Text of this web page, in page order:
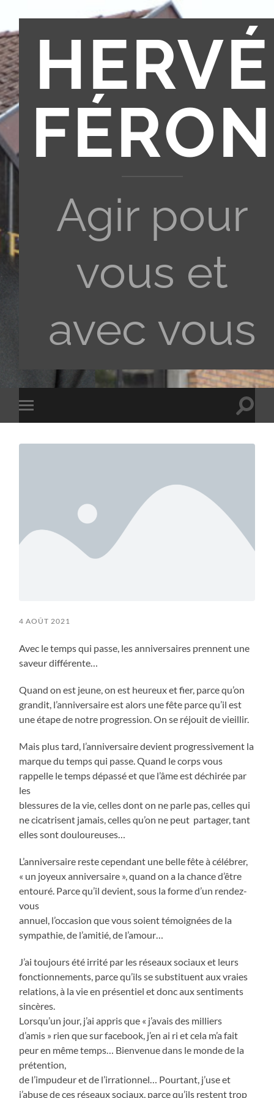
HERVÉ
FÉRON
Agir pour
vous et
avec vous
Toggle
mobile
Toggle
4 AOÛT 2021
Avec le temps qui passe, les anniversaires prennent une
saveur différente…
Quand on est jeune, on est heureux et fier, parce qu’on
grandit, l’anniversaire est alors une fête parce qu’il est
une étape de notre progression. On se réjouit de vieillir.
Mais plus tard, l’anniversaire devient progressivement la
marque du temps qui passe. Quand le corps vous
rappelle le temps dépassé et que l’âme est déchirée par
les
blessures de la vie, celles dont on ne parle pas, celles qui
ne cicatrisent jamais, celles qu’on ne peut partager, tant
elles sont douloureuses…
L’anniversaire reste cependant une belle fête à célébrer,
« un joyeux anniversaire », quand on a la chance d’être
entouré. Parce qu’il devient, sous la forme d’un rendez-
vous
annuel, l’occasion que vous soient témoignées de la
sympathie, de l’amitié, de l’amour…
J’ai toujours été irrité par les réseaux sociaux et leurs
fonctionnements, parce qu’ils se substituent aux vraies
relations, à la vie en présentiel et donc aux sentiments
sincères.
Lorsqu’un jour, j’ai appris que « j’avais des milliers
d’amis » rien que sur facebook, j’en ai ri et cela m’a fait
peur en même temps… Bienvenue dans le monde de la
prétention,
de l’impudeur et de l’irrationnel… Pourtant, j’use et
j’abuse de ces réseaux sociaux, parce qu’ils restent trop